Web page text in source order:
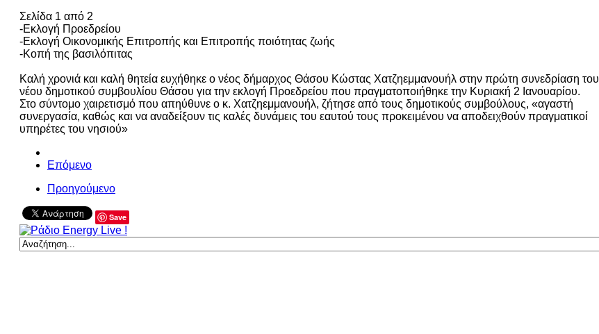
Σελίδα 1 από 2
-Εκλογή Προεδρείου
-Εκλογή Οικονομικής Επιτροπής και Επιτροπής ποιότητας ζωής
-Κοπή της βασιλόπιτας
Καλή χρονιά και καλή θητεία ευχήθηκε ο νέος δήμαρχος Θάσου Κώστας Χατζηεμμανουήλ στην πρώτη συνεδρίαση του
νέου δημοτικού συμβουλίου Θάσου για την εκλογή Προεδρείου που πραγματοποιήθηκε την Κυριακή 2 Ιανουαρίου.
Στο σύντομο χαιρετισμό που απηύθυνε ο κ. Χατζηεμμανουήλ, ζήτησε από τους δημοτικούς συμβούλους, «αγαστή
συνεργασία, καθώς και να αναδείξουν τις καλές δυνάμεις του εαυτού τους προκειμένου να αποδειχθούν πραγματικοί
υπηρέτες του νησιού»
Επόμενο
Προηγούμενο
Save